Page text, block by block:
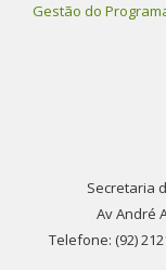
Gestão do
Secretaria
Av André
Telefone: (92)